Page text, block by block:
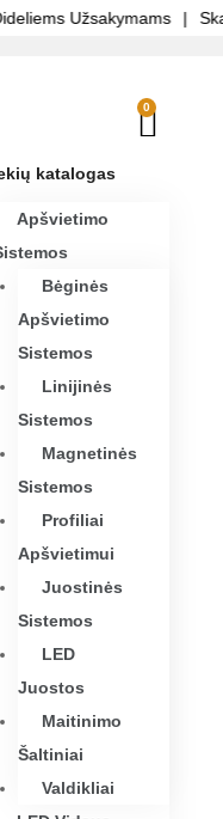
Užsakymams |
0
katalogas
Apšvietimo
Bėginės
Apšvietimo
Sistemos
Linijinės
Sistemos
Magnetinės
Sistemos
Profiliai
Apšvietimui
Juostinės
Sistemos
LED
Juostos
Maitinimo
Šaltiniai
Valdikliai